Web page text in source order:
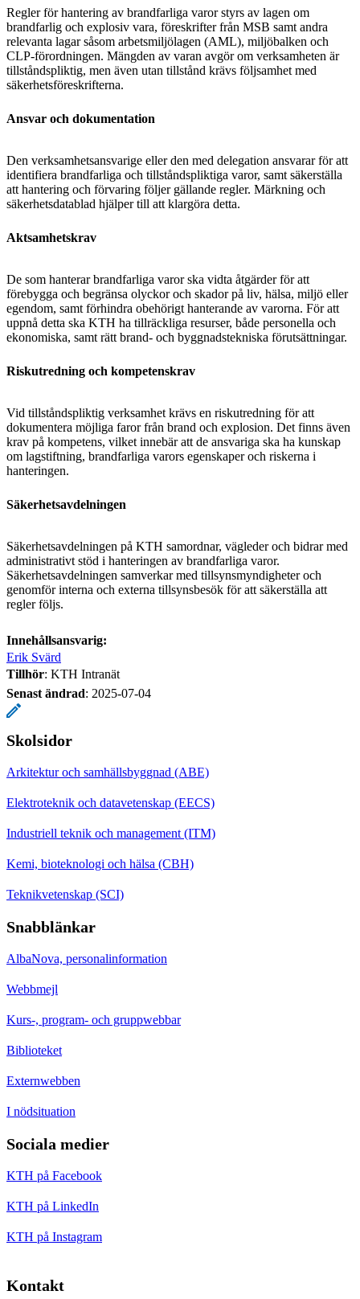
Regler för hantering av brandfarliga varor styrs av lagen om
brandfarlig och explosiv vara, föreskrifter från MSB samt andra
relevanta lagar såsom arbetsmiljölagen (AML), miljöbalken och
CLP-förordningen. Mängden av varan avgör om verksamheten är
tillståndspliktig, men även utan tillstånd krävs följsamhet med
säkerhetsföreskrifterna.
Ansvar och dokumentation
Den verksamhetsansvarige eller den med delegation ansvarar för att
identifiera brandfarliga och tillståndspliktiga varor, samt säkerställa
att hantering och förvaring följer gällande regler. Märkning och
säkerhetsdatablad hjälper till att klargöra detta.
Aktsamhetskrav
De som hanterar brandfarliga varor ska vidta åtgärder för att
förebygga och begränsa olyckor och skador på liv, hälsa, miljö eller
egendom, samt förhindra obehörigt hanterande av varorna. För att
uppnå detta ska KTH ha tillräckliga resurser, både personella och
ekonomiska, samt rätt brand- och byggnadstekniska förutsättningar.
Riskutredning och kompetenskrav
Vid tillståndspliktig verksamhet krävs en riskutredning för att
dokumentera möjliga faror från brand och explosion. Det finns även
krav på kompetens, vilket innebär att de ansvariga ska ha kunskap
om lagstiftning, brandfarliga varors egenskaper och riskerna i
hanteringen.
Säkerhetsavdelningen
Säkerhetsavdelningen på KTH samordnar, vägleder och bidrar med
administrativt stöd i hanteringen av brandfarliga varor.
Säkerhetsavdelningen samverkar med tillsynsmyndigheter och
genomför interna och externa tillsynsbesök för att säkerställa att
regler följs.
Innehållsansvarig:
Erik Svärd
Tillhör: KTH Intranät
Senast ändrad: 2025-07-04
Skolsidor
Arkitektur och samhällsbyggnad (ABE)
Elektroteknik och datavetenskap (EECS)
Industriell teknik och management (ITM)
Kemi, bioteknologi och hälsa (CBH)
Teknikvetenskap (SCI)
Snabblänkar
AlbaNova, personalinformation
Webbmejl
Kurs-, program- och gruppwebbar
Biblioteket
Externwebben
I nödsituation
Sociala medier
KTH på Facebook
KTH på LinkedIn
KTH på Instagram
Kontakt